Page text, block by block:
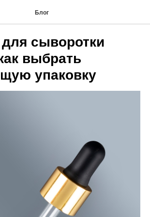
Блог
сыворотки
выбрать
упаковку